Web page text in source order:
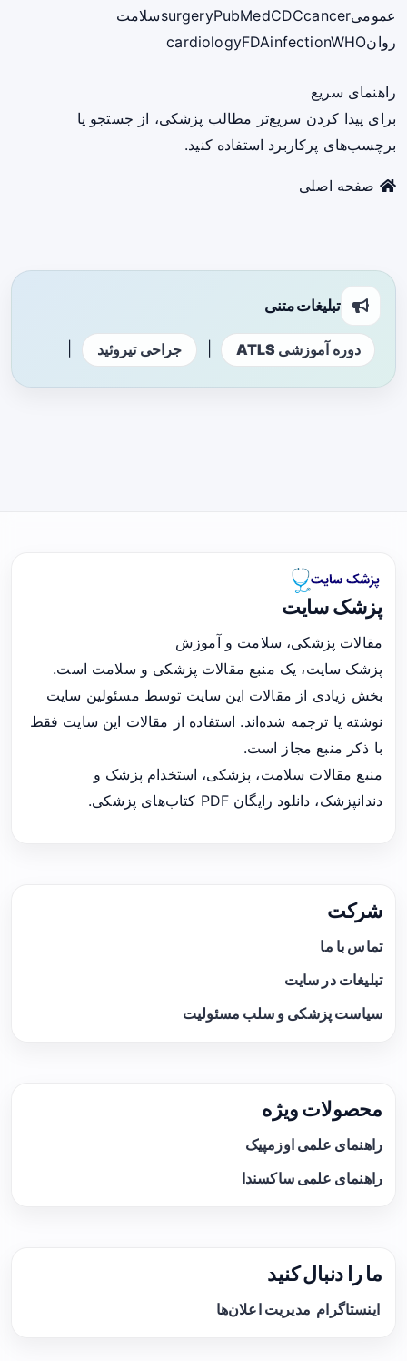
عمومی
surgeryPubMedCDCcancer
سلامت
روان
cardiologyFDAinfectionWHO
راهنمای سریع
برای پیدا کردن سریع‌تر مطالب پزشکی، از جستجو یا
برچسب‌های پرکاربرد استفاده کنید.
صفحه اصلی
تبلیغات متنی
دوره آموزشی ATLS جراحی تیروئید
پزشک سایت
مقالات پزشکی، سلامت و آموزش
پزشک سایت، یک منبع مقالات پزشکی و سلامت است.
بخش زیادی از مقالات این سایت توسط مسئولین سایت
نوشته یا ترجمه شده‌اند. استفاده از مقالات این سایت فقط
با ذکر منبع مجاز است.
منبع مقالات سلامت، پزشکی، استخدام پزشک و
دندانپزشک، دانلود رایگان PDF کتاب‌های پزشکی.
شرکت
تماس با ما
تبلیغات در سایت
سیاست پزشکی و سلب مسئولیت
محصولات ویژه
راهنمای علمی اوزمپیک
راهنمای علمی ساکسندا
ما را دنبال کنید
اینستاگرام مدیریت اعلان‌ها